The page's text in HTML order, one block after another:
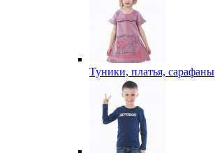
Туники, платья, сарафаны